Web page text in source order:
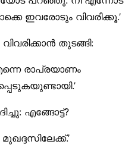
ഇവരോടും വിവരിക്കൂ.’
തുടങ്ങി:
രാപ്രയാണം
എങ്ങോട്ട്?